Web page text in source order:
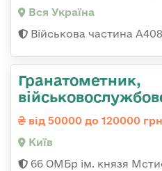
Вся Україна
Військова частина
Гранатометник,
від 50000 до 120000 грн
Київ
66 ОМБр ім. князя